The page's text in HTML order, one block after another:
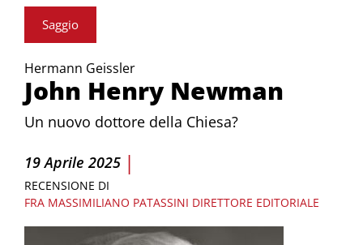
Saggio
Hermann Geissler
John Henry Newman
Un nuovo dottore della Chiesa?
19 Aprile 2025 |
RECENSIONE DI
FRA MASSIMILIANO PATASSINI DIRETTORE EDITORIALE